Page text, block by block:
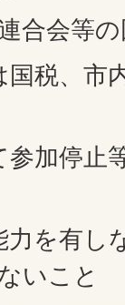
合会等の
税、市
加停止
を有し
いこと